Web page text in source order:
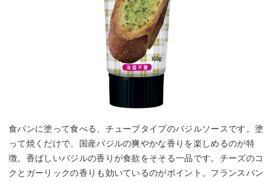
食パンに塗って食べる、チューブタイプのバジルソースです。塗
って焼くだけで、国産バジルの爽やかな香りを楽しめるのが特
徴。香ばしいバジルの香りが食欲をそそる一品です。チーズのコ
クとガーリックの香りも効いているのがポイント。フランスパン